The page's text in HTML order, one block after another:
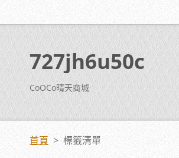
727jh6u50c
CoOCo晴天商城
首頁 > 標籤清單